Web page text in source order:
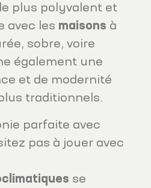
plus polyvalent et
avec les maisons à
sobre, voire
également une
et de modernité
traditionnels.
parfaite avec
pas à jouer avec
se